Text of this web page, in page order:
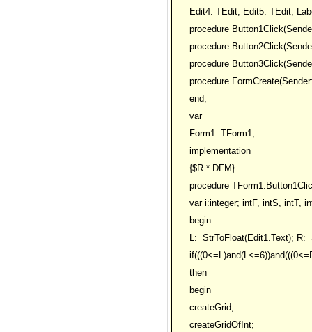
Edit4: TEdit; Edit5: TEdit;
procedure
procedure
procedure
procedure
end;
var
Form1: TForm1;
implementation
{$R *.DFM}
procedure
var i:integer; intF, intS, intT,
begin
L:=StrToFloat(Edit1.Text);
then
begin
createGrid;
createGridOfInt;